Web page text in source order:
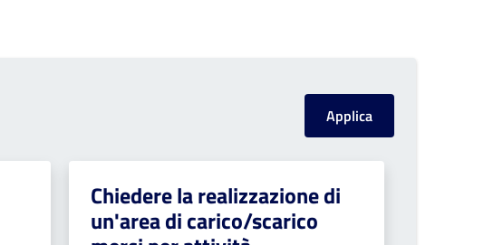
Chiedere la realizzazione di
un'area di carico/scarico